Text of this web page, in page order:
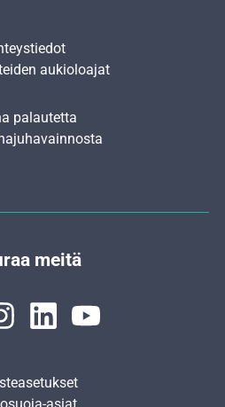
aukioloajat
palautetta
meitä